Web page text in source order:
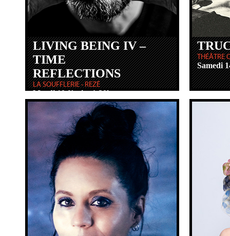
LIVING BEING IV –
TIME
REFLECTIONS
LA SOUFFLERIE - REZÉ
Mardi 10 février à 20h
THÉÂTRE
Samedi